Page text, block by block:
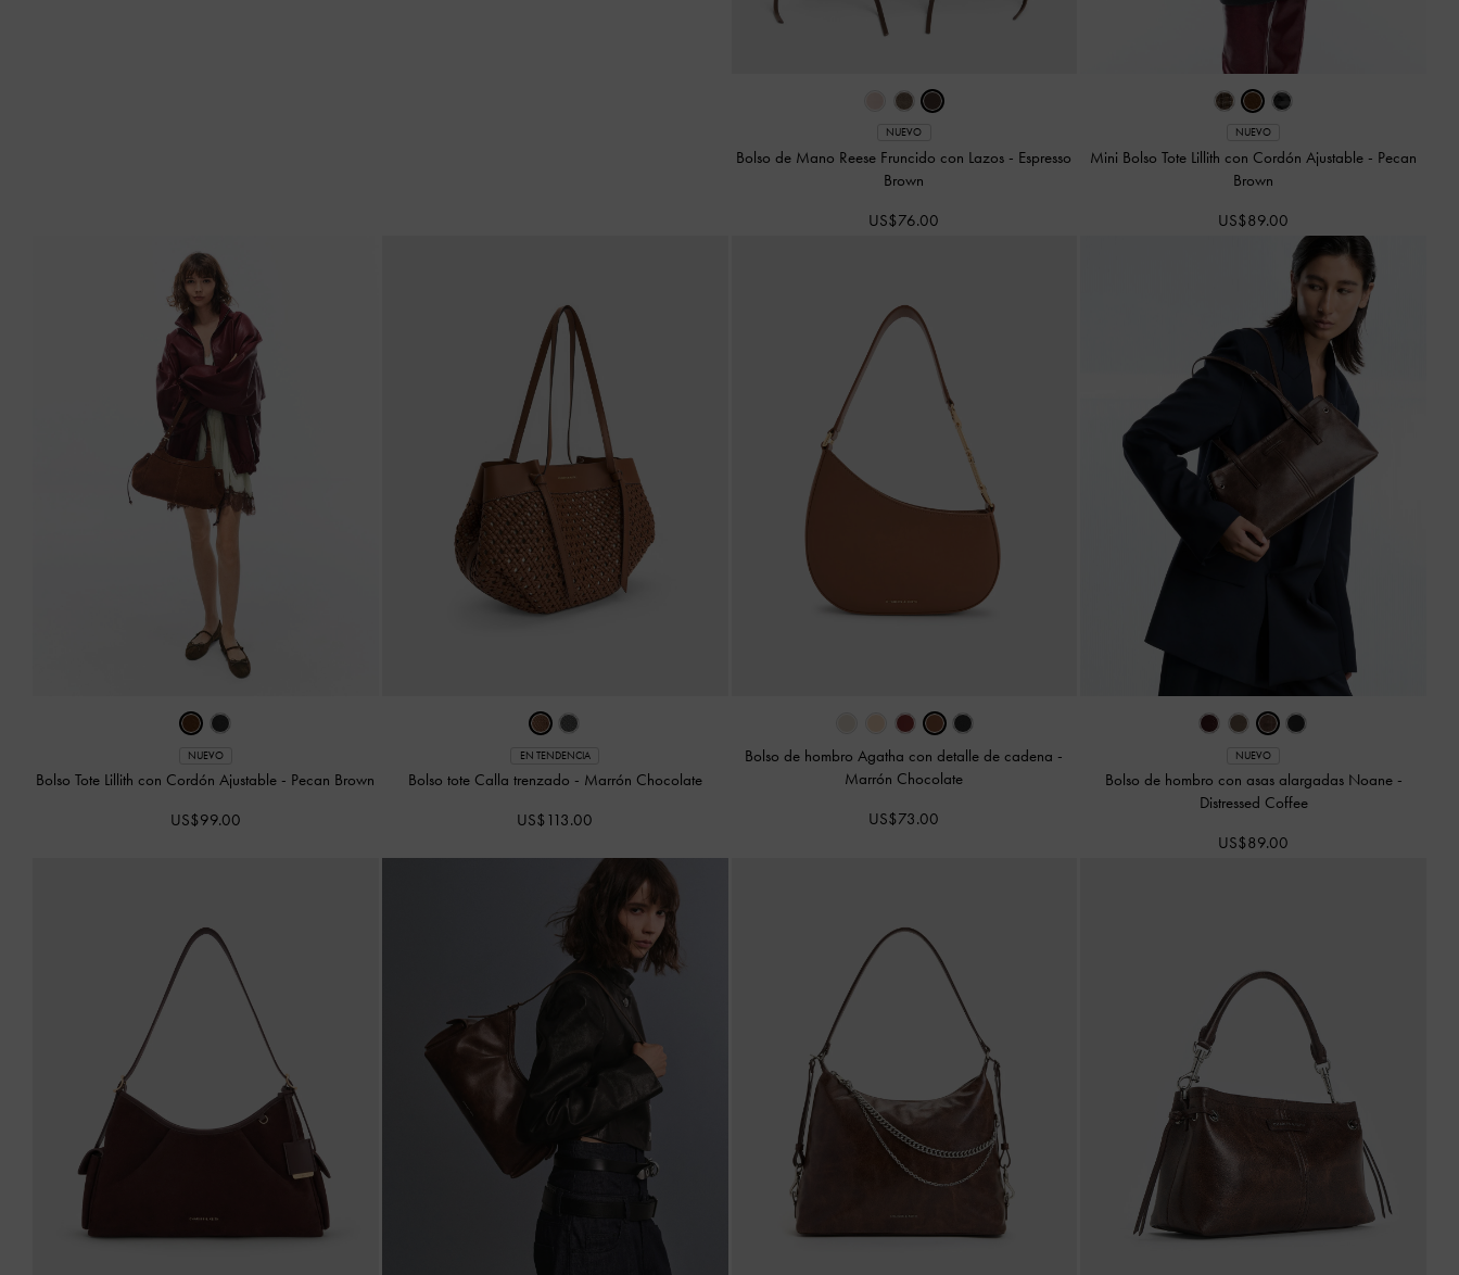
NUEVO
Bolso de Mano Reese Fruncido con Lazos - Espresso
Brown
US$76.00
NUEVO
Mini Bolso Tote Lillith con Cordón Ajustable - Pecan
Brown
US$89.00
NUEVO
Bolso Tote Lillith con Cordón Ajustable - Pecan Brown
US$99.00
EN TENDENCIA
Bolso tote Calla trenzado - Marrón Chocolate
US$113.00
Bolso de hombro Agatha con detalle de cadena -
Marrón Chocolate
US$73.00
NUEVO
Bolso de hombro con asas alargadas Noane -
Distressed Coffee
US$89.00